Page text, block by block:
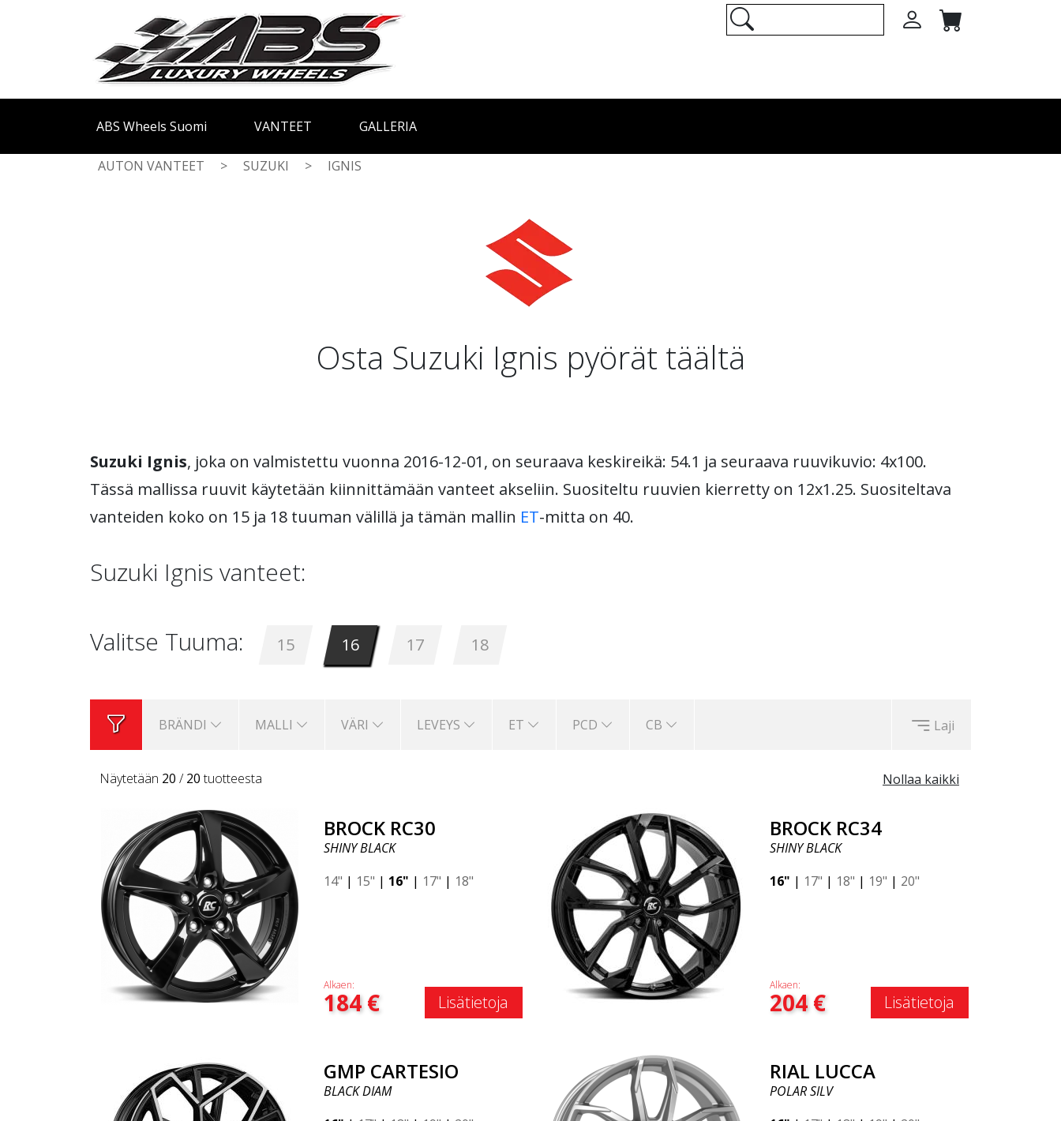
ABS Wheels Suomi VANTEET GALLERIA
AUTON VANTEET > SUZUKI > IGNIS
Osta Suzuki Ignis pyörät täältä
Suzuki Ignis, joka on valmistettu vuonna 2016-12-01, on seuraava keskireikä: 54.1 ja seuraava ruuvikuvio: 4x100.
Tässä mallissa ruuvit käytetään kiinnittämään vanteet akseliin. Suositeltu ruuvien kierretty on 12x1.25. Suositeltava
vanteiden koko on 15 ja 18 tuuman välillä ja tämän mallin ET-mitta on 40.
Suzuki Ignis vanteet:
Valitse Tuuma: 15 16 17 18
BRÄNDI MALLI VÄRI LEVEYS ET PCD CB Laji
Nollaa kaikki
Näytetään 20 /20tuotteesta
BROCK RC30
SHINY BLACK
14" | 15" | 16" | 17" | 18"
Alkaen:
184€ Lisätietoja
BROCK RC34
SHINY BLACK
16" | 17" | 18" | 19" | 20"
Alkaen:
204€ Lisätietoja
GMP CARTESIO
BLACK DIAM
RIAL LUCCA
POLAR SILV